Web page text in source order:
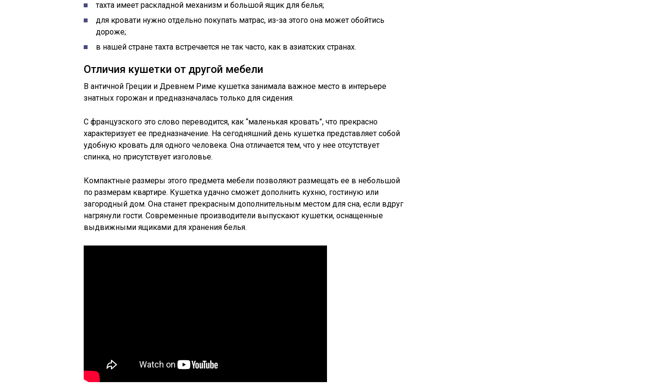
тахта имеет раскладной механизм и большой ящик для белья;
для кровати нужно отдельно покупать матрас, из-за этого она может обойтись
дороже;
в нашей стране тахта встречается не так часто, как в азиатских странах.
Отличия кушетки от другой мебели
В античной Греции и Древнем Риме кушетка занимала важное место в интерьере
знатных горожан и предназначалась только для сидения.
С французского это слово переводится, как “маленькая кровать”, что прекрасно
характеризует ее предназначение. На сегодняшний день кушетка представляет собой
удобную кровать для одного человека. Она отличается тем, что у нее отсутствует
спинка, но присутствует изголовье.
Компактные размеры этого предмета мебели позволяют размещать ее в небольшой
по размерам квартире. Кушетка удачно сможет дополнить кухню, гостиную или
загородный дом. Она станет прекрасным дополнительным местом для сна, если вдруг
нагрянули гости. Современные производители выпускают кушетки, оснащенные
выдвижными ящиками для хранения белья.